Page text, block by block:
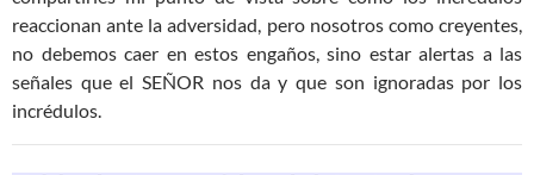
reaccionan ante la adversidad, pero nosotros como creyentes,
no debemos caer en estos engaños, sino estar alertas a las
señales que el SEÑOR nos da y que son ignoradas por los
incrédulos.